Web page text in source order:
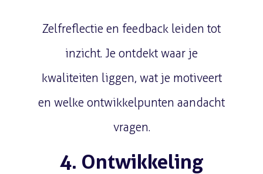
Zelfreflectie en feedback leiden tot
inzicht. Je ontdekt waar je
kwaliteiten liggen, wat je motiveert
en welke ontwikkelpunten aandacht
vragen.
4. Ontwikkeling